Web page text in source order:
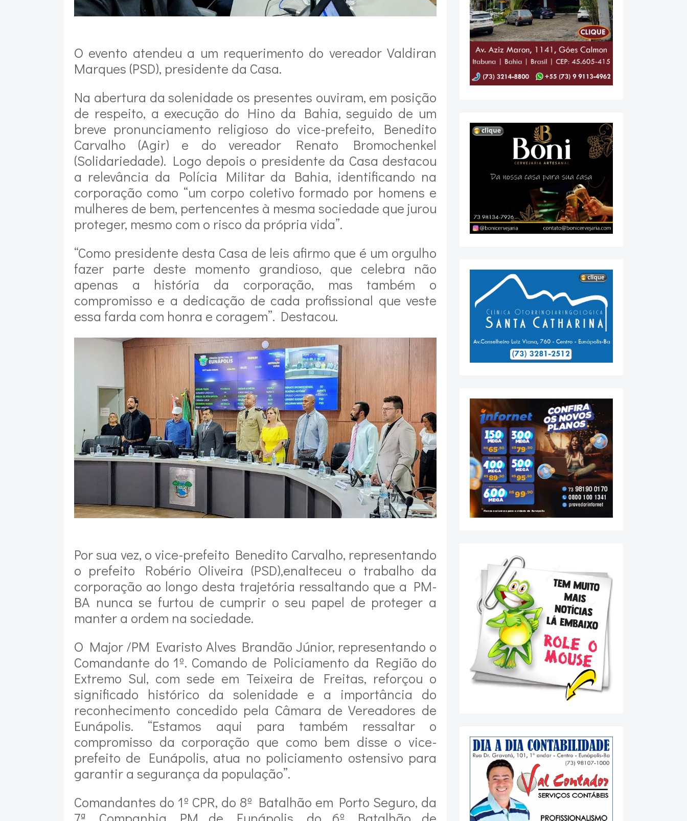
O evento atendeu a um requerimento do vereador Valdiran
Marques (PSD), presidente da Casa.
Na abertura da solenidade os presentes ouviram, em posição
de respeito, a execução do Hino da Bahia, seguido de um
breve pronunciamento religioso do vice-prefeito, Benedito
Carvalho (Agir) e do vereador Renato Bromochenkel
(Solidariedade). Logo depois o presidente da Casa destacou
a relevância da Polícia Militar da Bahia, identificando na
corporação como “um corpo coletivo formado por homens e
mulheres de bem, pertencentes à mesma sociedade que jurou
proteger, mesmo com o risco da própria vida”.
“Como presidente desta Casa de leis afirmo que é um orgulho
fazer parte deste momento grandioso, que celebra não
apenas a história da corporação, mas também o
compromisso e a dedicação de cada profissional que veste
essa farda com honra e coragem”. Destacou.
Por sua vez, o vice-prefeito Benedito Carvalho, representando
o prefeito Robério Oliveira (PSD),enalteceu o trabalho da
corporação ao longo desta trajetória ressaltando que a PM-
BA nunca se furtou de cumprir o seu papel de proteger a
manter a ordem na sociedade.
O Major /PM Evaristo Alves Brandão Júnior, representando o
Comandante do 1º. Comando de Policiamento da Região do
Extremo Sul, com sede em Teixeira de Freitas, reforçou o
significado histórico da solenidade e a importância do
reconhecimento concedido pela Câmara de Vereadores de
Eunápolis. “Estamos aqui para também ressaltar o
compromisso da corporação que como bem disse o vice-
prefeito de Eunápolis, atua no policiamento ostensivo para
garantir a segurança da população”.
Comandantes do 1º CPR, do 8º Batalhão em Porto Seguro, da